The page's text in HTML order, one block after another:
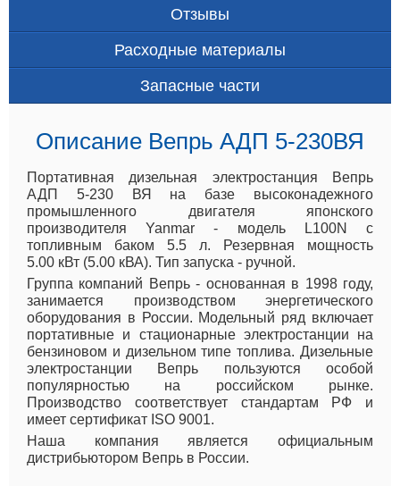
Отзывы
Расходные материалы
Запасные части
Описание Вепрь АДП 5-230ВЯ
Портативная дизельная электростанция Вепрь
АДП 5-230 ВЯ на базе высоконадежного
промышленного двигателя японского
производителя Yanmar - модель L100N с
топливным баком 5.5 л. Резервная мощность
5.00 кВт (5.00 кВА). Тип запуска - ручной.
Группа компаний Вепрь - основанная в 1998 году,
занимается производством энергетического
оборудования в России. Модельный ряд включает
портативные и стационарные электростанции на
бензиновом и дизельном типе топлива. Дизельные
электростанции Вепрь пользуются особой
популярностью на российском рынке.
Производство соответствует стандартам РФ и
имеет сертификат ISO 9001.
Наша компания является официальным
дистрибьютором Вепрь в России.